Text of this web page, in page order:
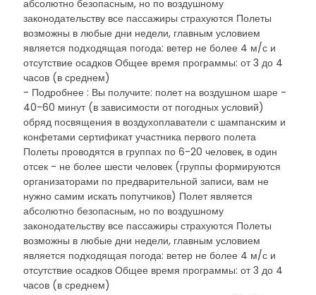
абсолютно безопасным, но по воздушному
законодательству все пассажиры страхуются Полеты
возможны в любые дни недели, главным условием
является подходящая погода: ветер не более 4 м/с и
отсутствие осадков Общее время программы: от 3 до 4
часов (в среднем)
- Подробнее : Вы получите: полет на воздушном шаре -
40-60 минут (в зависимости от погодных условий)
обряд посвящения в воздухоплаватели с шампанским и
конфетами сертификат участника первого полета
Полеты проводятся в группах по 6-20 человек, в один
отсек - не более шести человек (группы формируются
организаторами по предварительной записи, вам не
нужно самим искать попутчиков) Полет является
абсолютно безопасным, но по воздушному
законодательству все пассажиры страхуются Полеты
возможны в любые дни недели, главным условием
является подходящая погода: ветер не более 4 м/с и
отсутствие осадков Общее время программы: от 3 до 4
часов (в среднем)